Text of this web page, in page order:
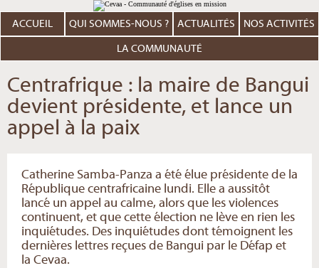
au
contenu.
Aller
personnels
ACCUEIL QUI SOMMES-NOUS ? ACTUALITÉS NOS ACTIVITÉS
LA COMMUNAUTÉ
Centrafrique : la maire de Bangui
devient présidente, et lance un
appel à la paix
Catherine Samba-Panza a été élue présidente de la
République centrafricaine lundi. Elle a aussitôt
lancé un appel au calme, alors que les violences
continuent, et que cette élection ne lève en rien les
inquiétudes. Des inquiétudes dont témoignent les
dernières lettres reçues de Bangui par le Défap et
la Cevaa.